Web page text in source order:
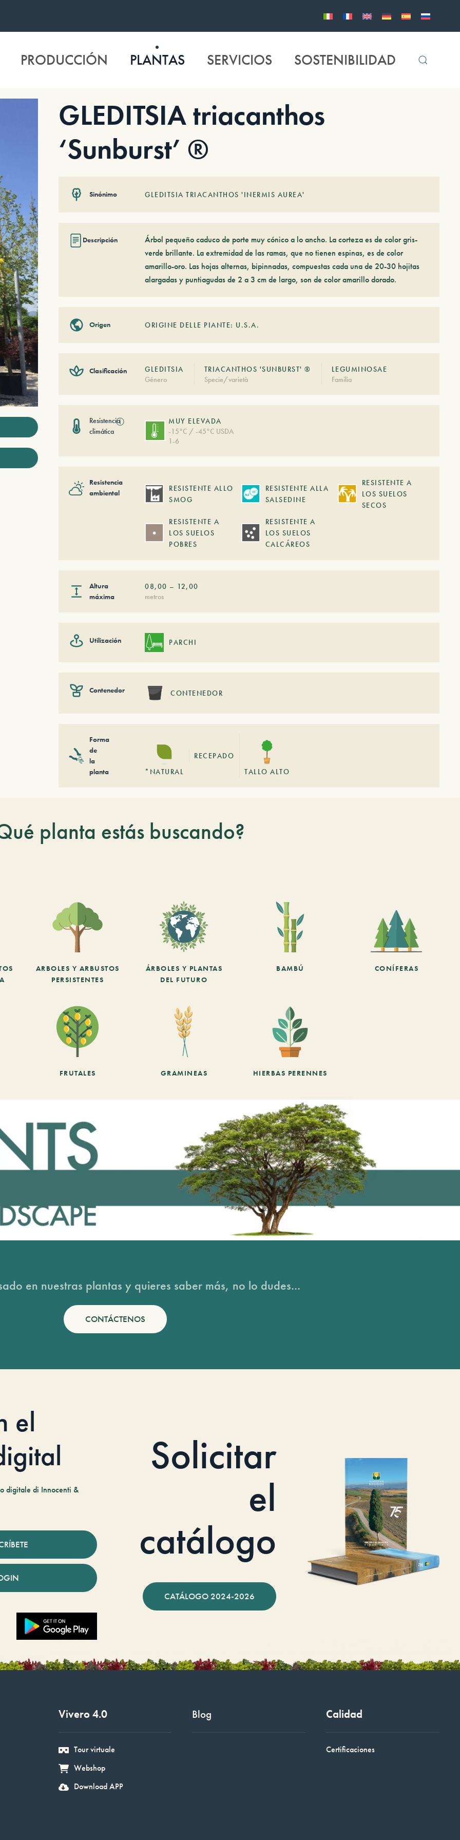
PRODUCCIÓN PLANTAS SERVICIOS SOSTENIBILIDAD
GLEDITSIA triacanthos
‘Sunburst’ ®
Sinónimo GLEDITSIA TRIACANTHOS 'INERMIS AUREA'
Descripción
Árbol pequeño caduco de porte muy cónico a lo ancho. La corteza es de color gris-
verde brillante. La extremidad de las ramas, que no tienen espinas, es de color
amarillo-oro. Las hojas alternas, bipinnadas, compuestas cada una de 20-30 hojitas
alargadas y puntiagudas de 2 a 3 cm de largo, son de color amarillo dorado.
Origen ORIGINE DELLE PIANTE: U.S.A.
Clasificación
GLEDITSIA
Género
TRIACANTHOS 'SUNBURST' ®
Specie/varietà
LEGUMINOSAE
Familia
Resistencia
climática
ⓘ
MUY ELEVADA
-15°C / -45°C USDA
1-6
Resistencia
ambiental
RESISTENTE ALLO
SMOG
RESISTENTE ALLA
SALSEDINE
RESISTENTE A
LOS SUELOS
SECOS
RESISTENTE A
LOS SUELOS
POBRES
RESISTENTE A
LOS SUELOS
CALCÁREOS
Altura
máxima
08,00 – 12,00
metros
Utilización PARCHI
Contenedor CONTENEDOR
Forma
de
la
planta
*NATURAL
RECEPADO
TALLO ALTO
planta estás buscando?
ARBOLES Y ARBUSTOS
PERSISTENTES
ÁRBOLES Y PLANTAS
DEL FUTURO
BAMBÚ CONÍFERAS
FRUTALES GRAMINEAS HIERBAS PERENNES
en nuestras plantas y quieres saber más, no lo dudes...
CONTÁCTENOS
el
digitale di Innocenti &
Solicitar
el
catálogo
CATÁLOGO 2024-2026
Vivero 4.0
Tour virtuale
Webshop
Download APP
Blog Calidad
Certificaciones